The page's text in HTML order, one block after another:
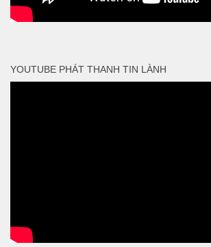
YOUTUBE PHÁT THANH TIN LÀNH